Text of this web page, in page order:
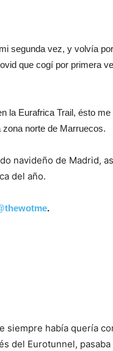
segunda vez, y volvía
que cogí por primera
la Eurafrica Trail, ésto
norte de Marruecos.
navideño de Madrid,
del año.
.
había quería
del Eurotunnel,